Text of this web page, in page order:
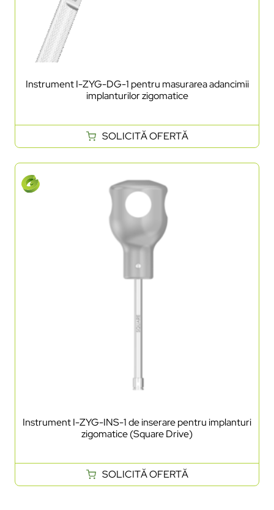
Instrument I-ZYG-DG-1 pentru masurarea adancimii
implanturilor zigomatice
SOLICITĂ OFERTĂ
Instrument I-ZYG-INS-1 de inserare pentru implanturi
zigomatice (Square Drive)
SOLICITĂ OFERTĂ